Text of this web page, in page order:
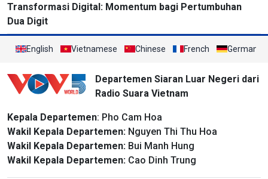
Transformasi Digital: Momentum bagi Pertumbuhan
Dua Digit
English Vietnamese Chinese French German
Departemen Siaran Luar Negeri dari
Radio Suara Vietnam
Kepala Departemen: Pho Cam Hoa
Wakil Kepala Departemen: Nguyen Thi Thu Hoa
Wakil Kepala Departemen: Bui Manh Hung
Wakil Kepala Departemen: Cao Dinh Trung